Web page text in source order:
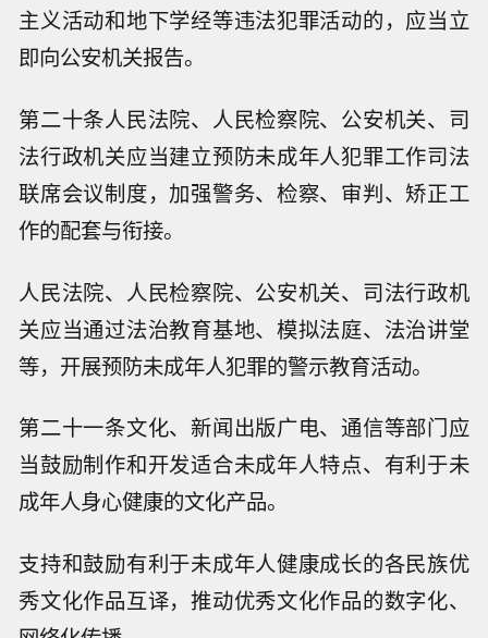
主义活动和地下学经等违法犯罪活动的，应当立
即向公安机关报告。
第二十条人民法院、人民检察院、公安机关、司
法行政机关应当建立预防未成年人犯罪工作司法
联席会议制度，加强警务、检察、审判、矫正工
作的配套与衔接。
人民法院、人民检察院、公安机关、司法行政机
关应当通过法治教育基地、模拟法庭、法治讲堂
等，开展预防未成年人犯罪的警示教育活动。
第二十一条文化、新闻出版广电、通信等部门应
当鼓励制作和开发适合未成年人特点、有利于未
成年人身心健康的文化产品。
支持和鼓励有利于未成年人健康成长的各民族优
秀文化作品互译，推动优秀文化作品的数字化、